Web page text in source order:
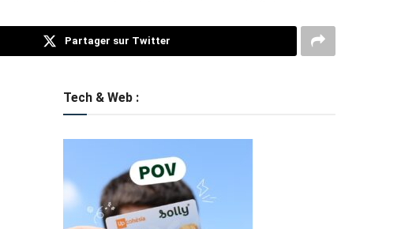
Partager sur Twitter
Tech & Web :